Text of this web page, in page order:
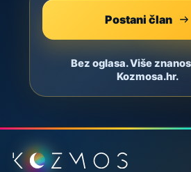
Postani član
Bez oglasa. Više
Kozmosa.hr.
Podnožje stranice